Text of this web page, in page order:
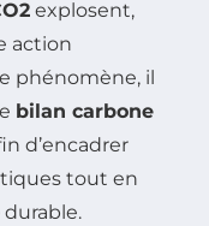
explosent,
action
phénomène, il
bilan carbone
d’encadrer
tout en
durable.